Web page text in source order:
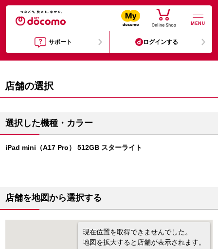
MENU
サポート ログインする
店舗の選択
選択した機種・カラー
iPad mini（A17 Pro） 512GB スターライト
店舗を地図から選択する
現在位置を取得できませんでした。
地図を拡大すると店舗が表示されます。